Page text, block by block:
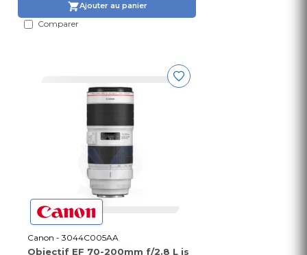
Ajouter au panier
Comparer
Canon - 3044C005AA
Objectif EF 70-200mm f/2.8 L is